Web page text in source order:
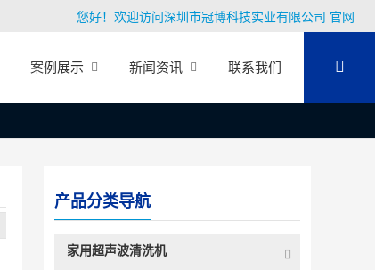
您好！欢迎访问深圳市冠博科技实业有限公司 官网
案例展示 新闻资讯 联系我们
产品分类导航
家用超声波清洗机